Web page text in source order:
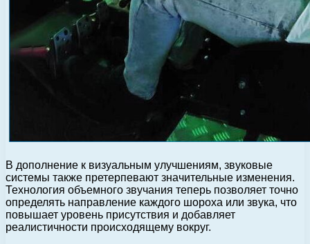
В дополнение к визуальным улучшениям, звуковые
системы также претерпевают значительные изменения.
Технология объемного звучания теперь позволяет точно
определять направление каждого шороха или звука, что
повышает уровень присутствия и добавляет
реалистичности происходящему вокруг.